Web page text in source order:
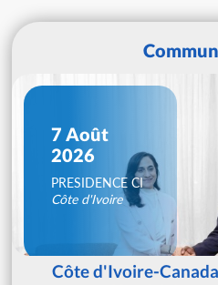
7 Août
2026
PRESIDENCE CI
Côte d'Ivoire
Côte d'Ivoire-